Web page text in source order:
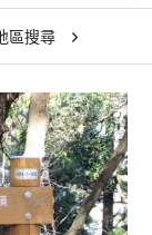
區搜尋